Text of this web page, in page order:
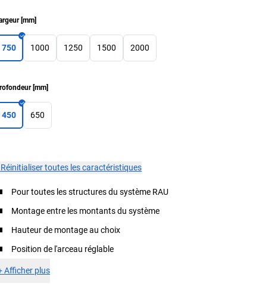
[mm]
750 1000 1250 1500 2000
[mm]
450 650
Réinitialiser toutes les caractéristiques
Pour toutes les structures du système RAU
Montage entre les montants du système
Hauteur de montage au choix
Position de l'arceau réglable
Afficher plus